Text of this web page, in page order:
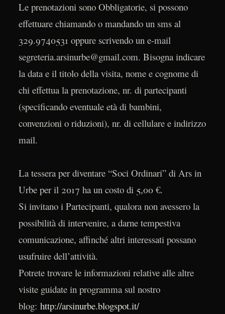
Le prenotazioni sono Obbligatorie, si possono
effettuare chiamando o mandando un sms al
329.9740531 oppure scrivendo un e-mail
segreteria.arsinurbe@gmail.com. Bisogna indicare
la data e il titolo della visita, nome e cognome di
chi effettua la prenotazione, nr. di partecipanti
(specificando eventuale età di bambini,
convenzioni o riduzioni), nr. di cellulare e indirizzo
mail.
La tessera per diventare “Soci Ordinari” di Ars in
Urbe per il 2017 ha un costo di 5,00 €.
Si invitano i Partecipanti, qualora non avessero la
possibilità di intervenire, a darne tempestiva
comunicazione, affinché altri interessati possano
usufruire dell’attività.
Potrete trovare le informazioni relative alle altre
visite guidate in programma sul nostro
blog: http://arsinurbe.blogspot.it/